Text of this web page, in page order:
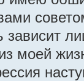
зависит
моей